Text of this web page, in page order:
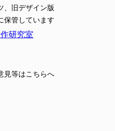
、旧デザイン版
保管しています
研究室
見等はこちらへ